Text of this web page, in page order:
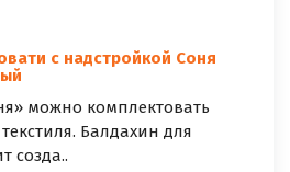
с надстройкой Соня
можно комплектовать
Балдахин для
созда..